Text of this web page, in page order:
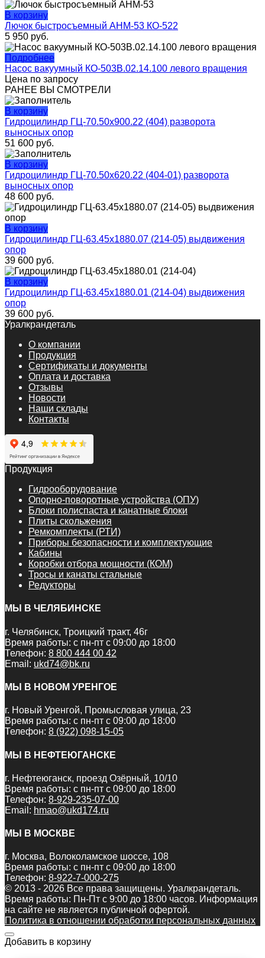
В корзину
Лючок быстросъемный АНМ-53 КО-522
5 950 руб.
Подробнее
Насос вакуумный КО-503В.02.14.100 левого вращения
Цена по запросу
РАНЕЕ ВЫ СМОТРЕЛИ
В корзину
Гидроцилиндр ГЦ-70.50х900.22 (404) разворота
выносных опор
51 600 руб.
В корзину
Гидроцилиндр ГЦ-70.50х620.22 (404-01) разворота
выносных опор
48 600 руб.
В корзину
Гидроцилиндр ГЦ-63.45х1880.07 (214-05) выдвижения
опор
39 600 руб.
В корзину
Гидроцилиндр ГЦ-63.45х1880.01 (214-04) выдвижения
опор
39 600 руб.
Уралкрандеталь
О компании
Продукция
Сертификаты и документы
Оплата и доставка
Отзывы
Новости
Наши склады
Контакты
Продукция
Гидрооборудование
Опорно-поворотные устройства (ОПУ)
Блоки полиспаста и канатные блоки
Плиты скольжения
Ремкомплекты (РТИ)
Приборы безопасности и комплектующие
Кабины
Коробки отбора мощности (КОМ)
Тросы и канаты стальные
Редукторы
МЫ В ЧЕЛЯБИНСКЕ
г. Челябинск, Троицкий тракт, 46г
Время работы: с пн-пт с 09:00 до 18:00
Телефон: 8 800 444 00 42
Email: ukd74@bk.ru
МЫ В НОВОМ УРЕНГОЕ
г. Новый Уренгой, Промысловая улица, 23
Время работы: с пн-пт с 09:00 до 18:00
Телефон: 8 (922) 098-15-05
МЫ В НЕФТЕЮГАНСКЕ
г. Нефтеюганск, проезд Озёрный, 10/10
Время работы: с пн-пт с 09:00 до 18:00
Телефон: 8-929-235-07-00
Email: hmao@ukd174.ru
МЫ В МОСКВЕ
г. Москва, Волоколамское шоссе, 108
Время работы: с пн-пт с 09:00 до 18:00
Телефон: 8-922-7-000-275
© 2013 - 2026 Все права защищены. Уралкрандеталь.
Время работы: Пн-Пт c 9:00 до 18:00 часов. Информация
на сайте не является публичной офертой.
Политика в отношении обработки персональных данных
Добавить в корзину